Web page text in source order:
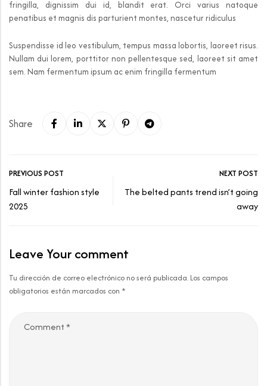
fringilla, dignissim dui id, blandit erat. Orci varius natoque
penatibus et magnis dis parturient montes, nascetur ridiculus
Suspendisse id leo vestibulum, tempus massa lobortis, laoreet risus.
Nullam dui lorem, porttitor non pellentesque sed, laoreet sit amet
sem. Nam fermentum ipsum ac enim fringilla fermentum
Share
PREVIOUS POST
Fall winter fashion style
2025
NEXT POST
The belted pants trend isn’t going
away
Leave Your comment
Tu dirección de correo electrónico no será publicada. Los campos
obligatorios están marcados con *